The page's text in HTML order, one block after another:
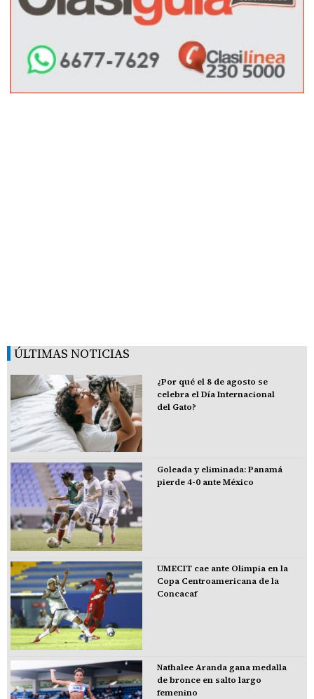
ÚLTIMAS NOTICIAS
¿Por qué el 8 de agosto se
celebra el Día Internacional
del Gato?
Goleada y eliminada: Panamá
pierde 4-0 ante México
UMECIT cae ante Olimpia en la
Copa Centroamericana de la
Concacaf
Nathalee Aranda gana medalla
de bronce en salto largo
femenino